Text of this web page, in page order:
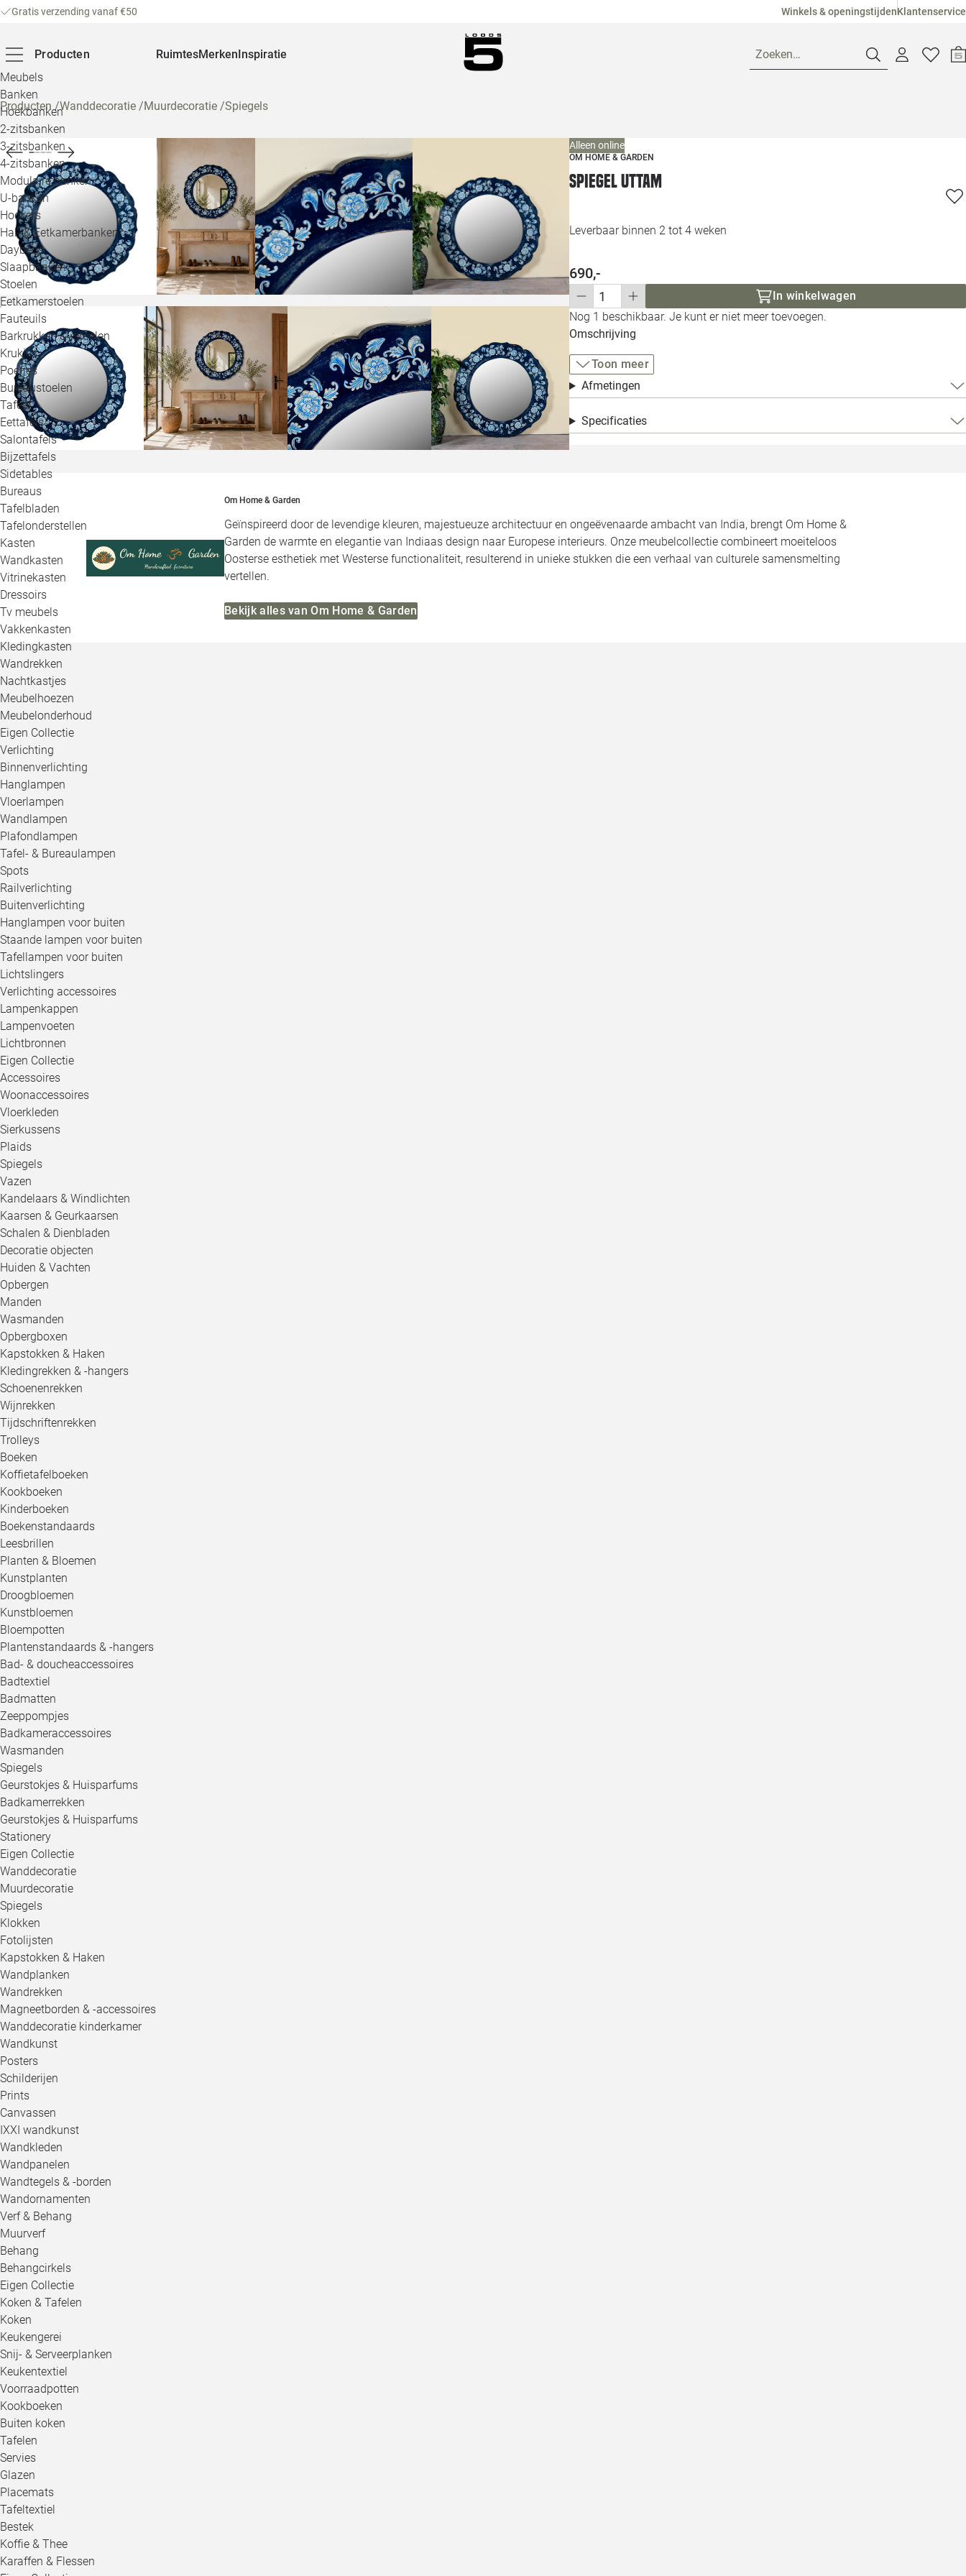
Gratis verzending vanaf €50 Winkels & openingstijdenKlantenservice
Producten
Meubels
Banken
Hoekbanken
2-zitsbanken
3-zitsbanken
4-zitsbanken
Modulaire banken
U-banken
Hockers
Hal- & Eetkamerbanken
Daybeds
Slaapbanken
Stoelen
Eetkamerstoelen
Fauteuils
Barkrukken & -stoelen
Krukjes
Poefjes
Bureaustoelen
Tafels
Eettafels
Salontafels
Bijzettafels
Sidetables
Bureaus
Tafelbladen
Tafelonderstellen
Kasten
Wandkasten
Vitrinekasten
Dressoirs
Tv meubels
Vakkenkasten
Kledingkasten
Wandrekken
Nachtkastjes
Meubelhoezen
Meubelonderhoud
Eigen Collectie
Verlichting
Binnenverlichting
Hanglampen
Vloerlampen
Wandlampen
Plafondlampen
Tafel- & Bureaulampen
Spots
Railverlichting
Buitenverlichting
Hanglampen voor buiten
Staande lampen voor buiten
Tafellampen voor buiten
Lichtslingers
Verlichting accessoires
Lampenkappen
Lampenvoeten
Lichtbronnen
Eigen Collectie
Accessoires
Woonaccessoires
Vloerkleden
Sierkussens
Plaids
Spiegels
Vazen
Kandelaars & Windlichten
Kaarsen & Geurkaarsen
Schalen & Dienbladen
Decoratie objecten
Huiden & Vachten
Opbergen
Manden
Wasmanden
Opbergboxen
Kapstokken & Haken
Kledingrekken & -hangers
Schoenenrekken
Wijnrekken
Tijdschriftenrekken
Trolleys
Boeken
Koffietafelboeken
Kookboeken
Kinderboeken
Boekenstandaards
Leesbrillen
Planten & Bloemen
Kunstplanten
Droogbloemen
Kunstbloemen
Bloempotten
Plantenstandaards & -hangers
Bad- & doucheaccessoires
Badtextiel
Badmatten
Zeeppompjes
Badkameraccessoires
Wasmanden
Spiegels
Geurstokjes & Huisparfums
Badkamerrekken
Geurstokjes & Huisparfums
Stationery
Eigen Collectie
Wanddecoratie
Muurdecoratie
Spiegels
Klokken
Fotolijsten
Kapstokken & Haken
Wandplanken
Wandrekken
Magneetborden & -accessoires
Wanddecoratie kinderkamer
Wandkunst
Posters
Schilderijen
Prints
Canvassen
IXXI wandkunst
Wandkleden
Wandpanelen
Wandtegels & -borden
Wandornamenten
Verf & Behang
Muurverf
Behang
Behangcirkels
Eigen Collectie
Koken & Tafelen
Koken
Keukengerei
Snij- & Serveerplanken
Keukentextiel
Voorraadpotten
Kookboeken
Buiten koken
Tafelen
Servies
Glazen
Placemats
Tafeltextiel
Bestek
Koffie & Thee
Karaffen & Flessen
RuimtesMerkenInspiratie Zoeken…
Veelgestelde vragen Loods 5
Producten/Wanddecoratie /Muurdecoratie /Spiegels
Alleen online
OM HOME & GARDEN
Spiegel Uttam
Leverbaar binnen 2 tot 4 weken
690,-
In winkelwagen
Nog 1 beschikbaar. Je kunt er niet meer toevoegen.
Omschrijving
Toon meer
Afmetingen
Specificaties
Om Home & Garden
Geïnspireerd door de levendige kleuren, majestueuze architectuur en ongeëvenaarde ambacht van India, brengt Om Home &
Garden de warmte en elegantie van Indiaas design naar Europese interieurs. Onze meubelcollectie combineert moeiteloos
Oosterse esthetiek met Westerse functionaliteit, resulterend in unieke stukken die een verhaal van culturele samensmelting
vertellen.
Bekijk alles van Om Home & Garden